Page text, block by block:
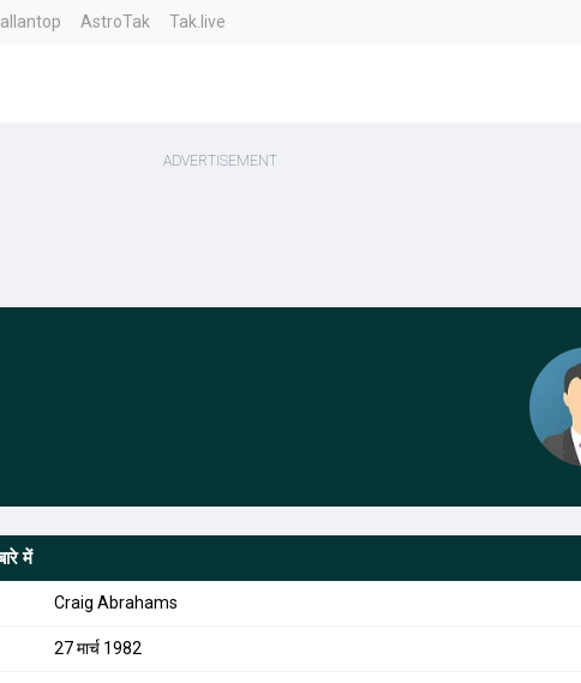
Lallantop AstroTak Tak.live
में
Craig Abrahams
27 मार्च 1982